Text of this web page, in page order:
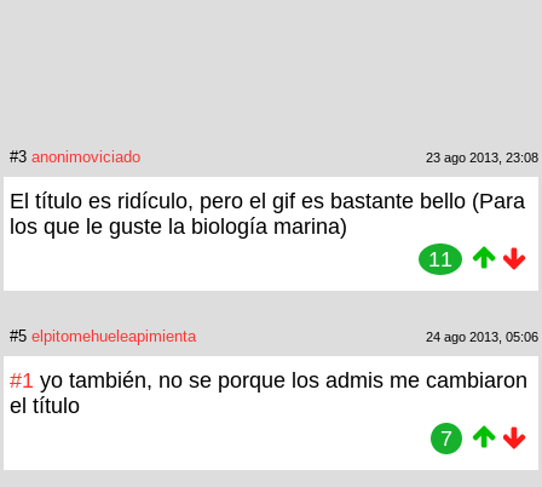
#3 anonimoviciado 23 ago 2013, 23:08
El título es ridículo, pero el gif es bastante bello (Para
los que le guste la biología marina)
11
#5 elpitomehueleapimienta 24 ago 2013, 05:06
#1 yo también, no se porque los admis me cambiaron
el título
7